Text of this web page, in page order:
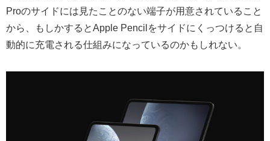
Proのサイドには見たことのない端子が用意されていること
から、もしかするとApple Pencilをサイドにくっつけると自
動的に充電される仕組みになっているのかもしれない。